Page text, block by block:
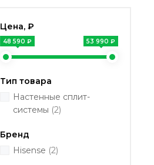
Цена, ₽
48 590 ₽ 53 990 ₽
Тип товара
Настенные сплит-
системы (2)
Бренд
Hisense (2)